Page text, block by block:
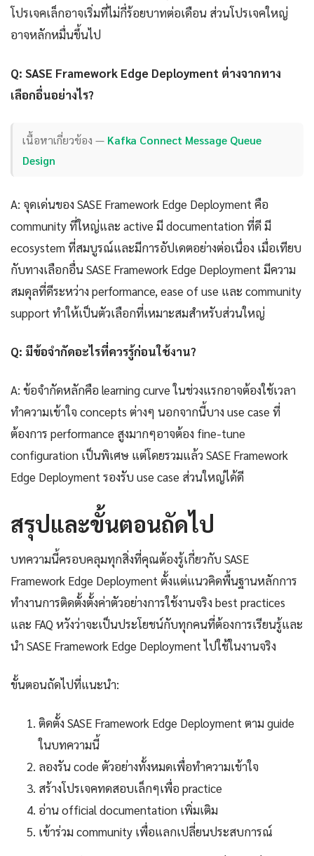
โปรเจคเล็กอาจเริ่มที่ไม่กี่ร้อยบาทต่อเดือน ส่วนโปรเจคใหญ่
อาจหลักหมื่นขึ้นไป
Q: SASE Framework Edge Deployment ต่างจากทาง
เลือกอื่นอย่างไร?
เนื้อหาเกี่ยวข้อง — Kafka Connect Message Queue
Design
A: จุดเด่นของ SASE Framework Edge Deployment คือ
community ที่ใหญ่และ active มี documentation ที่ดี มี
ecosystem ที่สมบูรณ์และมีการอัปเดตอย่างต่อเนื่อง เมื่อเทียบ
กับทางเลือกอื่น SASE Framework Edge Deployment มีความ
สมดุลที่ดีระหว่าง performance, ease of use และ community
support ทำให้เป็นตัวเลือกที่เหมาะสมสำหรับส่วนใหญ่
Q: มีข้อจำกัดอะไรที่ควรรู้ก่อนใช้งาน?
A: ข้อจำกัดหลักคือ learning curve ในช่วงแรกอาจต้องใช้เวลา
ทำความเข้าใจ concepts ต่างๆ นอกจากนี้บาง use case ที่
ต้องการ performance สูงมากๆอาจต้อง fine-tune
configuration เป็นพิเศษ แต่โดยรวมแล้ว SASE Framework
Edge Deployment รองรับ use case ส่วนใหญ่ได้ดี
สรุปและขั้นตอนถัดไป
บทความนี้ครอบคลุมทุกสิ่งที่คุณต้องรู้เกี่ยวกับ SASE
Framework Edge Deployment ตั้งแต่แนวคิดพื้นฐานหลักการ
ทำงานการติดตั้งตั้งค่าตัวอย่างการใช้งานจริง best practices
และ FAQ หวังว่าจะเป็นประโยชน์กับทุกคนที่ต้องการเรียนรู้และ
นำ SASE Framework Edge Deployment ไปใช้ในงานจริง
ขั้นตอนถัดไปที่แนะนำ:
ติดตั้ง SASE Framework Edge Deployment ตาม guide
ในบทความนี้
ลองรัน code ตัวอย่างทั้งหมดเพื่อทำความเข้าใจ
สร้างโปรเจคทดสอบเล็กๆเพื่อ practice
อ่าน official documentation เพิ่มเติม
เข้าร่วม community เพื่อแลกเปลี่ยนประสบการณ์